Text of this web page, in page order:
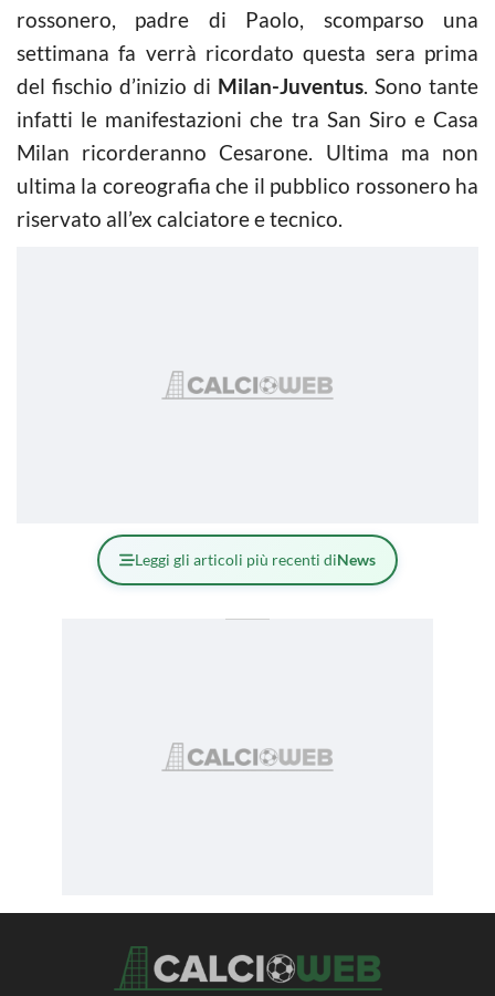
rossonero, padre di Paolo, scomparso una
settimana fa verrà ricordato questa sera prima
del fischio d’inizio di Milan-Juventus. Sono tante
infatti le manifestazioni che tra San Siro e Casa
Milan ricorderanno Cesarone. Ultima ma non
ultima la coreografia che il pubblico rossonero ha
riservato all’ex calciatore e tecnico.
Leggi gli articoli più recenti diNews